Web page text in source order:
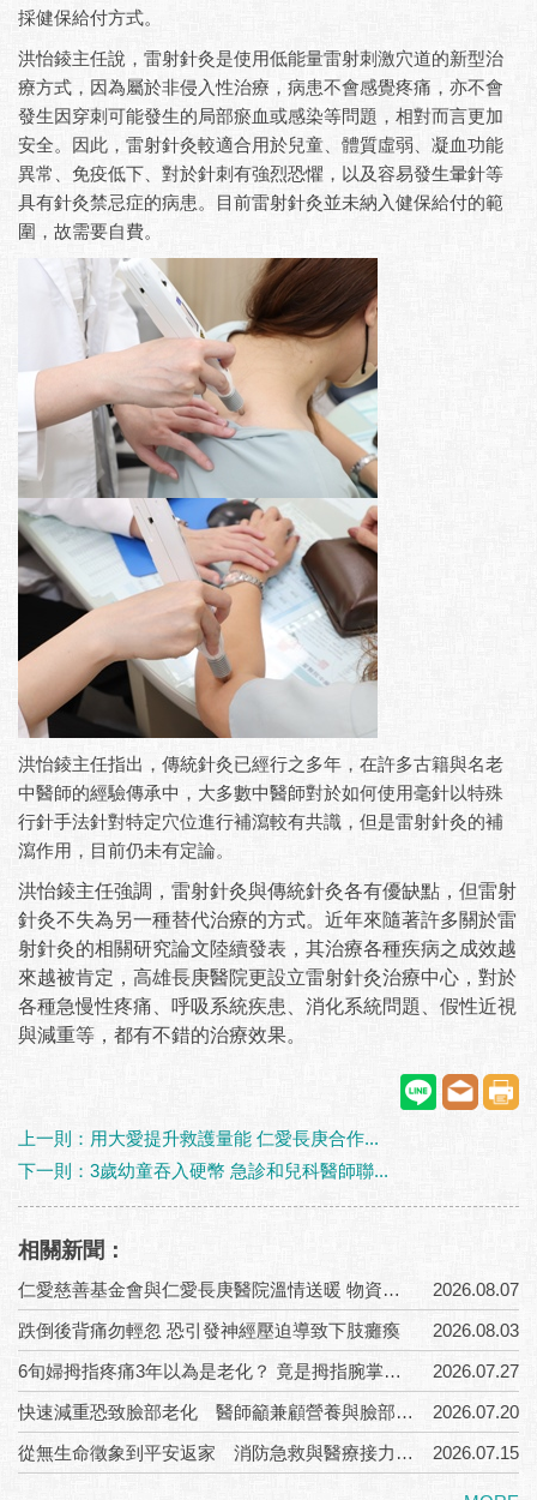
採健保給付方式。
洪怡錂主任說，雷射針灸是使用低能量雷射刺激穴道的新型治
療方式，因為屬於非侵入性治療，病患不會感覺疼痛，亦不會
發生因穿刺可能發生的局部瘀血或感染等問題，相對而言更加
安全。因此，雷射針灸較適合用於兒童、體質虛弱、凝血功能
異常、免疫低下、對於針刺有強烈恐懼，以及容易發生暈針等
具有針灸禁忌症的病患。目前雷射針灸並未納入健保給付的範
圍，故需要自費。
洪怡錂主任指出， 傳統針灸已經行之多年，在許多古籍與名老
中醫師的經驗傳承中，大多數中醫師對於如何使用毫針以特殊
行針手法針對特定穴位進行補瀉較有共識，但是雷射針灸的補
瀉作用，目前仍未有定論。
洪怡錂主任強調， 雷射針灸與傳統針灸各有優缺點，但雷射
針灸不失為另一種替代治療的方式。近年來隨著許多關於雷
射針灸的相關研究論文陸續發表，其治療各種疾病之成效越
來越被肯定，高雄長庚醫院更設立雷射針灸治療中心，對於
各種急慢性疼痛、呼吸系統疾患、消化系統問題、假性近視
與減重等，都有不錯的治療效果。
上一則：用大愛提升救護量能 仁愛長庚合作...
下一則：3歲幼童吞入硬幣 急診和兒科醫師聯...
相關新聞：
仁愛慈善基金會與仁愛長庚醫院溫情送暖 物資結合ICOPE六力評估守護長者健康
2026.08.07
跌倒後背痛勿輕忽 恐引發神經壓迫導致下肢癱瘓
2026.08.03
6旬婦拇指疼痛3年以為是老化？ 竟是拇指腕掌關節炎
2026.07.27
快速減重恐致臉部老化 醫師籲兼顧營養與臉部支撐重建
2026.07.20
從無生命徵象到平安返家 消防急救與醫療接力搶命康復
2026.07.15